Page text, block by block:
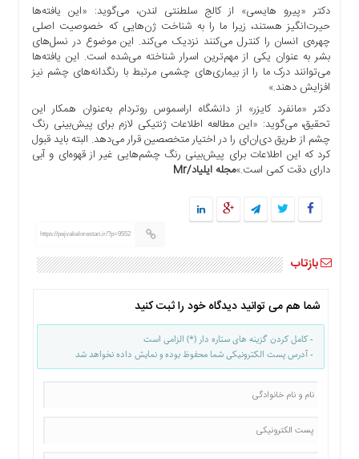
برگه
نمونه
تعرفه
درباره
چند
رسانه
نمونه
درباره
دکتر «پیرو هایسی» از کالج سلطنتی لندن، می‌گوید: «این یافته‌ها
حیرت‌انگیز هستند، زیرا ما را به شناخت ژن‌هایی که خصوصیت اصلی
چهره‌ی انسان را کنترل می‌کنند نزدیک می‌کند. این موضوع در نسل‌های
بشر به عنوان یکی از مهم‌ترین اسرار شناخته می‌شده است. این یافته‌ها
می‌توانند درک ما را از بیماری‌های چشمی مرتبط با رنگدانه‌های چشم نیز
افزایش دهند.»
دکتر «مانفرد کایزر» از دانشگاه اراسموس روتردام به‌عنوان همکار این
تحقیق، می‌گوید: «این مطالعه اطلاعات ژنتیکی لازم برای پیش‌بینی رنگ
چشم از طریق دی‌ان‌ای را در اختیار متخصصین قرار می‌دهد. البته باید قبول
کرد که این اطلاعات برای پیش‌بینی رنگ چشم‌هایی غیر از قهوه‌ای و آبی
دارای دقت کمی است.»مجله ایلیاد/Mr
https://pejvakelorestan.ir/?p=9552
بازتاب
شما هم می توانید دیدگاه خود را ثبت کنید
- کامل کردن گزینه های ستاره دار (*) الزامی است
- آدرس پست الکترونیکی شما محفوظ بوده و نمایش داده نخواهد شد